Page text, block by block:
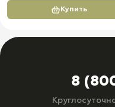
Купить
8